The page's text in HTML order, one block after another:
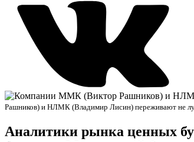
Рашников) и НЛМК (Владимир Лисин) переживают не
Аналитики рынка ценных